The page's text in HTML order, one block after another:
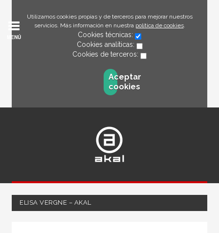
Utilizamos cookies propias y de terceros para mejorar nuestros
servicios. Más información en nuestra política de cookies.
Cookies técnicas:
Cookies analíticas:
Cookies de terceros:
Aceptar
cookies
MENÚ
ELISA VERGNE – AKAL